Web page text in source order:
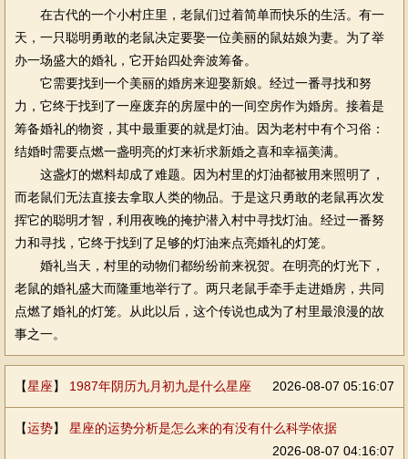
在古代的一个小村庄里，老鼠们过着简单而快乐的生活。有一
天，一只聪明勇敢的老鼠决定要娶一位美丽的鼠姑娘为妻。为了举
办一场盛大的婚礼，它开始四处奔波筹备。
它需要找到一个美丽的婚房来迎娶新娘。经过一番寻找和努
力，它终于找到了一座废弃的房屋中的一间空房作为婚房。接着是
筹备婚礼的物资，其中最重要的就是灯油。因为老村中有个习俗：
结婚时需要点燃一盏明亮的灯来祈求新婚之喜和幸福美满。
这盏灯的燃料却成了难题。因为村里的灯油都被用来照明了，
而老鼠们无法直接去拿取人类的物品。于是这只勇敢的老鼠再次发
挥它的聪明才智，利用夜晚的掩护潜入村中寻找灯油。经过一番努
力和寻找，它终于找到了足够的灯油来点亮婚礼的灯笼。
婚礼当天，村里的动物们都纷纷前来祝贺。在明亮的灯光下，
老鼠的婚礼盛大而隆重地举行了。两只老鼠手牵手走进婚房，共同
点燃了婚礼的灯笼。从此以后，这个传说也成为了村里最浪漫的故
事之一。
【星座】 1987年阴历九月初九是什么星座 2026-08-07 05:16:07
【运势】 星座的运势分析是怎么来的有没有什么科学依据
2026-08-07 04:16:07